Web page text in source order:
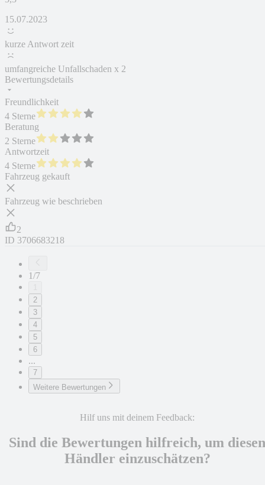
15.07.2023
kurze Antwort zeit
umfangreiche Unfallschaden x 2
Bewertungsdetails
Freundlichkeit
4 Sterne
Beratung
2 Sterne
Antwortzeit
4 Sterne
Fahrzeug gekauft
Fahrzeug wie beschrieben
2
ID 3706683218
1/7
2
3
4
5
6
...
7
Weitere Bewertungen
Hilf uns mit deinem Feedback:
Sind die Bewertungen hilfreich, um diesen
Händler einzuschätzen?